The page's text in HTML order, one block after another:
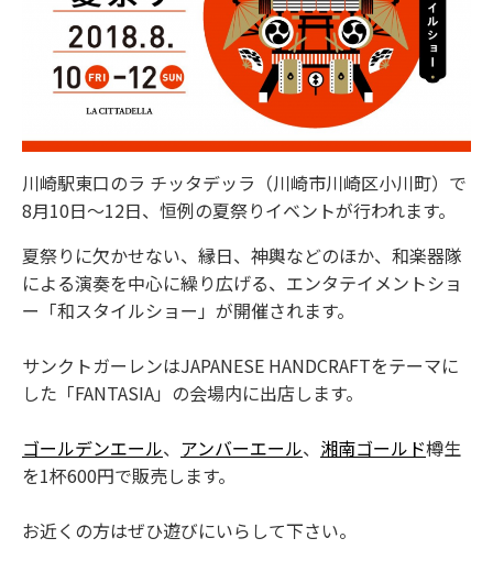
川崎駅東口のラ チッタデッラ（川崎市川崎区小川町）で
8月10日～12日、恒例の夏祭りイベントが行われます。
夏祭りに欠かせない、縁日、神輿などのほか、和楽器隊
による演奏を中心に繰り広げる、エンタテイメントショ
ー「和スタイルショー」が開催されます。
サンクトガーレンはJAPANESE HANDCRAFTをテーマに
した「FANTASIA」の会場内に出店します。
ゴールデンエール、 アンバーエール、 湘南ゴールド樽生
を1杯600円で販売します。
お近くの方はぜひ遊びにいらして下さい。